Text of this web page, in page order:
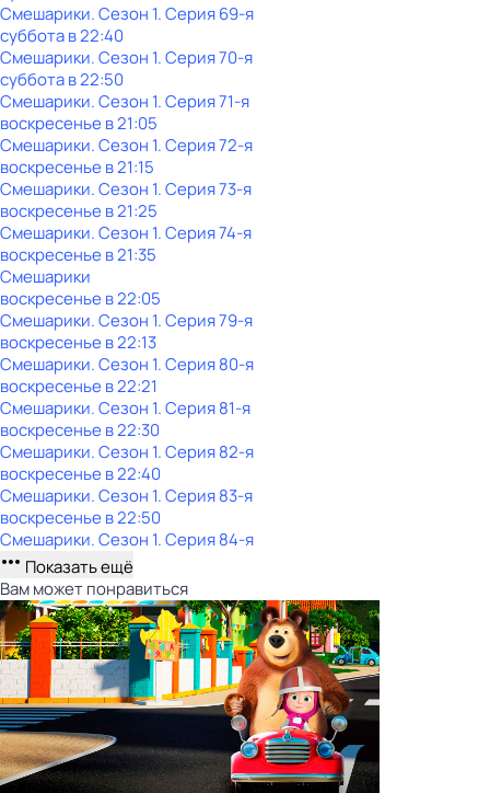
Смешарики. Сезон 1. Серия 69-я
субботав22:40
Смешарики. Сезон 1. Серия 70-я
субботав22:50
Смешарики. Сезон 1. Серия 71-я
воскресенье в21:05
Смешарики. Сезон 1. Серия 72-я
воскресенье в21:15
Смешарики. Сезон 1. Серия 73-я
воскресенье в21:25
Смешарики. Сезон 1. Серия 74-я
воскресенье в21:35
Смешарики
воскресенье в22:05
Смешарики. Сезон 1. Серия 79-я
воскресенье в22:13
Смешарики. Сезон 1. Серия 80-я
воскресенье в22:21
Смешарики. Сезон 1. Серия 81-я
воскресенье в22:30
Смешарики. Сезон 1. Серия 82-я
воскресенье в22:40
Смешарики. Сезон 1. Серия 83-я
воскресенье в22:50
Смешарики. Сезон 1. Серия 84-я
Показать ещё
Вам может понравиться